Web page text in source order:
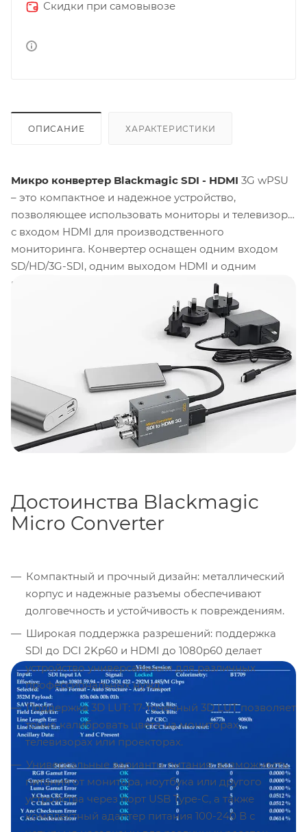
Скидки при самовывозе
ОПИСАНИЕ ХАРАКТЕРИСТИКИ
Микро конвертер Blackmagic SDI - HDMI 3G wPSU
– это компактное и надежное устройство,
позволяющее использовать мониторы и телевизоры
с входом HDMI для производственного
мониторинга. Конвертер оснащен одним входом
SD/HD/3G-SDI, одним выходом HDMI и одним
выходом SD/HD/3G-SDI с возможностью петли.
Устройство поддерживает 17-точечный 3D LUT для
калибровки мониторов с входом HDMI или SDI и
может выводить LUT через выход SDI для
просмотра. Автоматическое обнаружение SD, HD и
SDI уровней A и B обеспечивает поддержку
широкого диапазона профессиональных
вещательных разрешений, включая киноформат 48
fps.
Достоинства Blackmagic
Micro Converter
Компактный и прочный дизайн: металлический
корпус и надежные разъемы обеспечивают
долговечность и устойчивость к повреждениям.
Широкая поддержка разрешений: поддержка
SDI до DCI 2Kp60 и HDMI до 1080p60 делает
устройство универсальным для различных
профессиональных нужд.
Поддержка 3D LUT: 17-точечный 3D LUT позволяет
точно калибровать цвета на мониторах,
телевизорах или проекторах.
Универсальные варианты питания: возможность
питания от монитора, ноутбука или другого
устройства через порт USB Type-C, а также
комплектный адаптер питания 100-240 В с